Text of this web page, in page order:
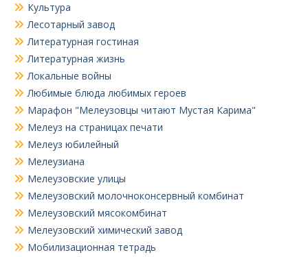
Культура
Лесотарный завод
Литературная гостиная
Литературная жизнь
Локальные войны
Любимые блюда любимых героев
Марафон "Мелеузовцы читают Мустая Карима"
Мелеуз на страницах печати
Мелеуз юбилейный
Мелеузиана
Мелеузовские улицы
Мелеузовский молочноконсервный комбинат
Мелеузовский мясокомбинат
Мелеузовский химический завод
Мобилизационная тетрадь